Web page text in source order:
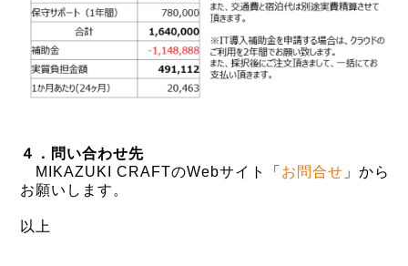
４．問い合わせ先
MIKAZUKI CRAFTのWebサイト「 お問合せ 」から
お願いします。
以上